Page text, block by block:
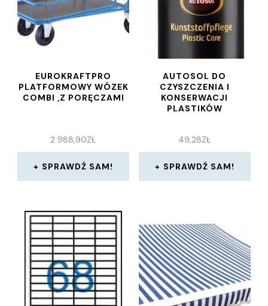
EUROKRAFTPRO
PLATFORMOWY WÓZEK
COMBI ,Z PORĘCZAMI
2 988,90ZŁ
SPRAWDŹ SAM!
AUTOSOL DO
CZYSZCZENIA I
KONSERWACJI
PLASTIKÓW
49,28ZŁ
SPRAWDŹ SAM!